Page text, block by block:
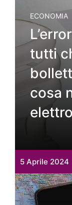
ECONOMIA
tutti
cosa
5 Aprile 2024